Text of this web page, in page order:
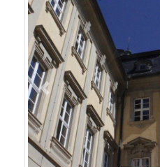
Previous